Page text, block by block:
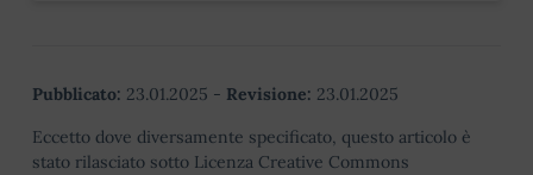
Pubblicato: 23.01.2025 - Revisione: 23.01.2025
Eccetto dove diversamente specificato, questo articolo è
stato rilasciato sotto Licenza Creative Commons